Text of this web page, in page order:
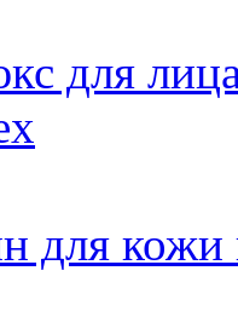
для
для кожи